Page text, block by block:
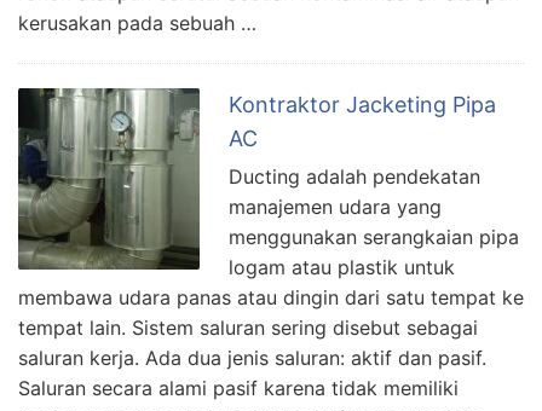
kerusakan pada sebuah …
Kontraktor Jacketing Pipa
AC
Ducting adalah pendekatan
manajemen udara yang
menggunakan serangkaian pipa
logam atau plastik untuk
membawa udara panas atau dingin dari satu tempat ke
tempat lain. Sistem saluran sering disebut sebagai
saluran kerja. Ada dua jenis saluran: aktif dan pasif.
Saluran secara alami pasif karena tidak memiliki